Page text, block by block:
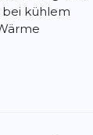
kühlem